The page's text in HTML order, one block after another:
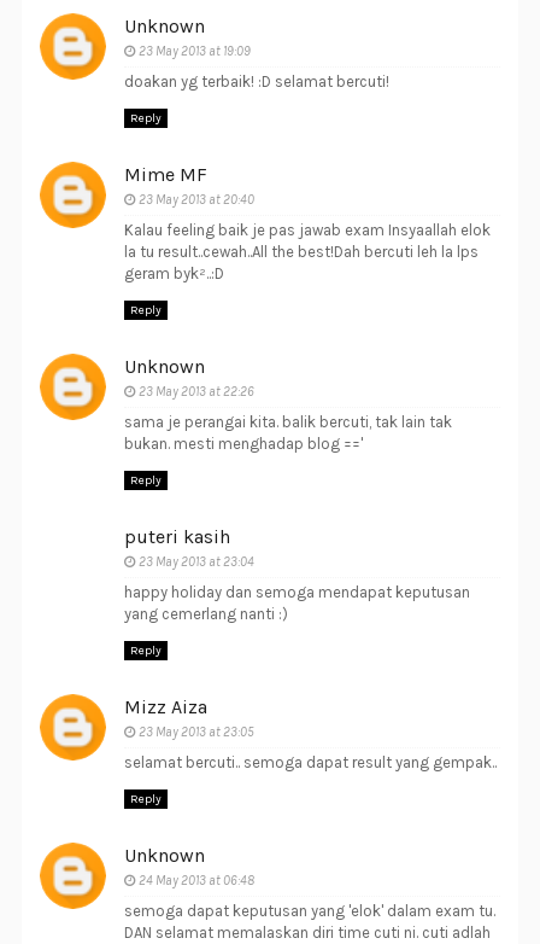
Unknown
23 May 2013 at 19:09
doakan yg terbaik! :D selamat bercuti!
Reply
Mime MF
23 May 2013 at 20:40
Kalau feeling baik je pas jawab exam Insyaallah elok
la tu result..cewah..All the best!Dah bercuti leh la lps
geram byk²..:D
Reply
Unknown
23 May 2013 at 22:26
sama je perangai kita. balik bercuti, tak lain tak
bukan. mesti menghadap blog =='
Reply
puteri kasih
23 May 2013 at 23:04
happy holiday dan semoga mendapat keputusan
yang cemerlang nanti :)
Reply
Mizz Aiza
23 May 2013 at 23:05
selamat bercuti.. semoga dapat result yang gempak..
Reply
Unknown
24 May 2013 at 06:48
semoga dapat keputusan yang 'elok' dalam exam tu.
DAN selamat memalaskan diri time cuti ni. cuti adlah